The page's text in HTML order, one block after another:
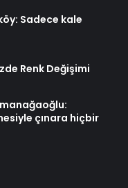
Sadece kale
Renk Değişimi
çınara hiçbir